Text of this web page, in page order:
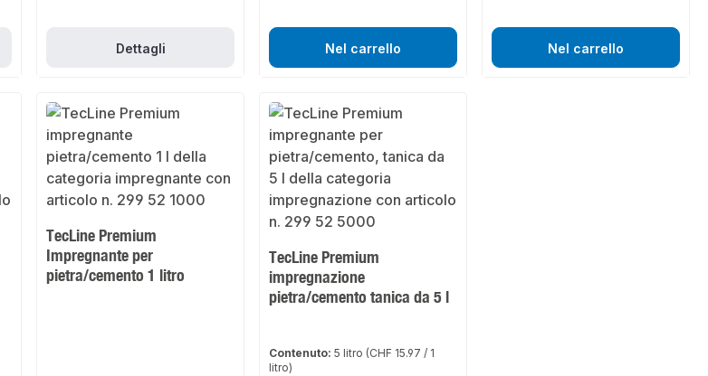
Dettagli Nel carrello Nel carrello
TecLine Premium
Impregnante per
pietra/cemento 1 litro
TecLine Premium
impregnazione
pietra/cemento tanica da 5 l
Contenuto:5 litro (CHF 15.97 / 1
litro)